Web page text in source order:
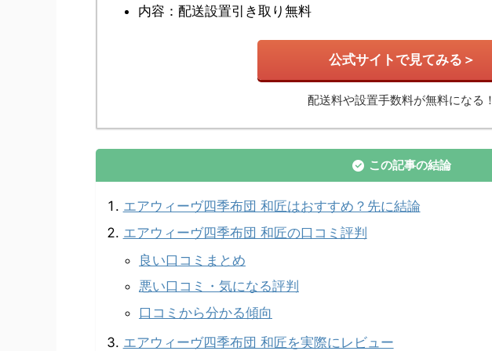
内容：配送設置引き取り無料
公式サイトで見てみる＞
配送料や設置手数料が無料になる！
この記事の結論
エアウィーヴ四季布団 和匠はおすすめ？先に結論
エアウィーヴ四季布団 和匠の口コミ評判
良い口コミまとめ
悪い口コミ・気になる評判
口コミから分かる傾向
エアウィーヴ四季布団 和匠を実際にレビュー